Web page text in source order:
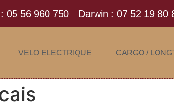
05 56 960 750 Darwin : 07 52 19 80
VELO ELECTRIQUE CARGO /